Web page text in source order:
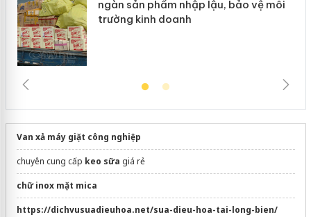
ngàn sản phẩm nhập lậu, bảo vệ môi
trường kinh doanh
Van xả máy giặt công nghiệp
chuyên cung cấp keo sữa giá rẻ
chữ inox mặt mica
https://dichvusuadieuhoa.net/sua-dieu-hoa-tai-long-bien/